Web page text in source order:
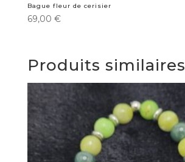
Bague fleur de cerisier
69,00 €
Produits similaires